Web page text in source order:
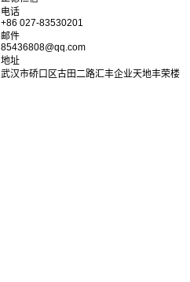
电话
+86 027-83530201
邮件
85436808@qq.com
地址
武汉市硚口区古田二路汇丰企业天地丰荣楼